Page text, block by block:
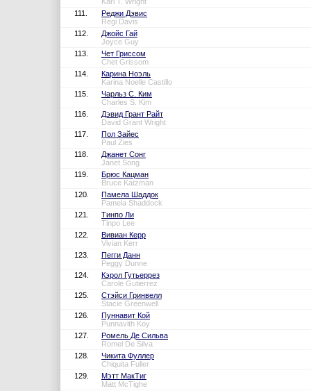
111.
Реджи Дэвис
Regi Davis
112.
Джойс Гай
Joyce Guy
113.
Чет Гриссом
Chet Grissom
114.
Карина Ноэль
Karina Noelle Castillo
115.
Чарльз С. Ким
Charles S. Kim
116.
Дэвид Грант Райт
David Grant Wright
117.
Пол Зайес
Paul Zies
118.
Джанет Сонг
Janet Song
119.
Брюс Кацман
Bruce Katzman
120.
Памела Шаддок
Pamela Shaddock
121.
Тинпо Ли
Tinpo Lee
122.
Вивиан Керр
Vivian Kerr
123.
Пегги Данн
Peggy Dunne
124.
Кэрол Гутьеррез
Carole Gutierrez
125.
Стэйси Гринвелл
Stacie Greenwell
126.
Пуннавит Кой
Punnavith Koy
127.
Ромель Де Сильва
Romel De Silva
128.
Чикита Фуллер
Chiquita Fuller
129.
Мэтт МакТиг
Matt McTighe